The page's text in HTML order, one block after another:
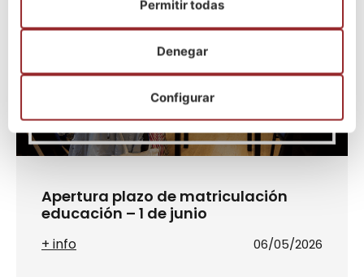
Apertura plazo de matriculación
educación – 1 de junio
+ info 06/05/2026
Configurar
Denegar
Permitir todas